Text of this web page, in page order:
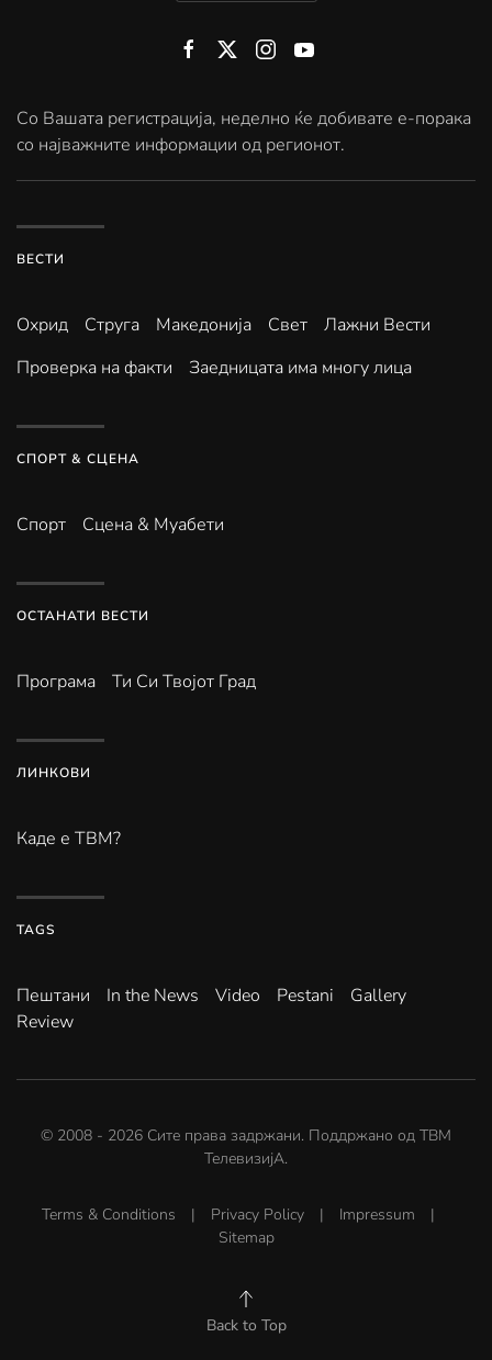
Со Вашата регистрација, неделно ќе добивате е-порака
со најважните информации од регионот.
ВЕСТИ
Охрид Струга Македонија Свет
Лажни Вести
Проверка на факти
Заедницата има многу лица
СПОРТ & СЦЕНА
Спорт Сцена & Муабети
ОСТАНАТИ ВЕСТИ
Програма Ти Си Твојот Град
ЛИНКОВИ
Каде е ТВМ?
TAGS
Пештани In the News Video Pestani
Gallery
Review
© 2008 - 2026 Сите права задржани. Поддржано од ТВМ
ТелевизијА.
Terms & Conditions | Privacy Policy | Impressum |
Sitemap
Back to Top